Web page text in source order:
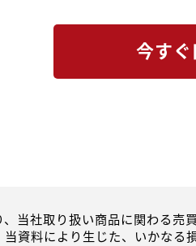
今す
当社取り扱い商品に関わる
資料により生じた、いかな